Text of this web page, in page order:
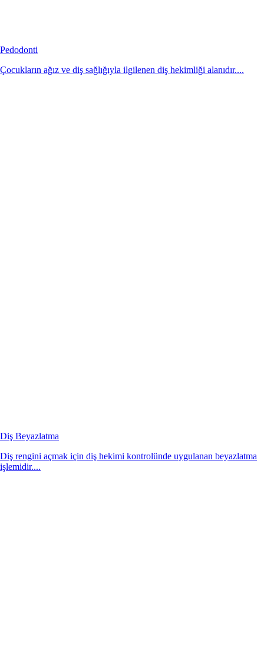
Pedodonti
Çocukların ağız ve diş sağlığıyla ilgilenen diş hekimliği alanıdır....
Diş Beyazlatma
Diş rengini açmak için diş hekimi kontrolünde uygulanan beyazlatma
işlemidir....